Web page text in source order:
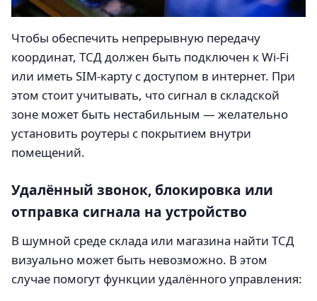
Чтобы обеспечить непрерывную передачу
координат, ТСД должен быть подключен к Wi-Fi
или иметь SIM-карту с доступом в интернет. При
этом стоит учитывать, что сигнал в складской
зоне может быть нестабильным — желательно
установить роутеры с покрытием внутри
помещений.
Удалённый звонок, блокировка или
отправка сигнала на устройство
В шумной среде склада или магазина найти ТСД
визуально может быть невозможно. В этом
случае помогут функции удалённого управления: